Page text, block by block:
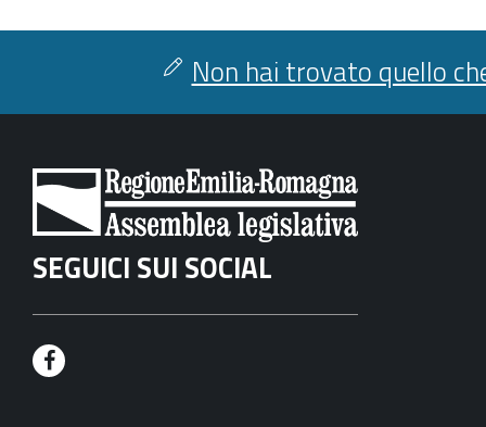
Non hai trovato quello
SEGUICI SUI SOCIAL
F